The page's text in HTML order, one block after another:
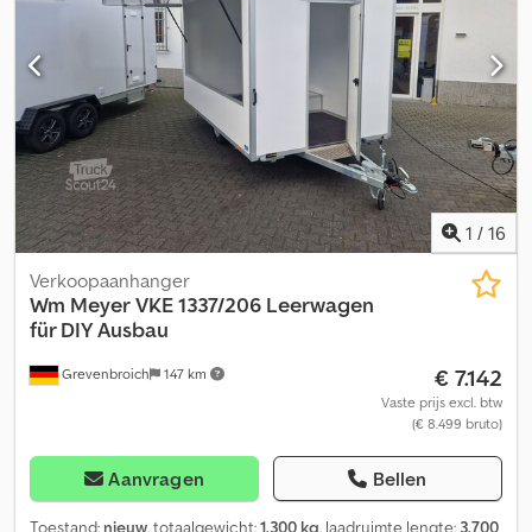
verschillende uitvoeringen beschikbaar Factuur met vermelde
btw, garantie – aanhangerdealer met meer dan 35 jaar ervaring
Verkoop, telefonische bestellingen worden geaccepteerd tijdens
onze openingstijden van maandag tot vrijdag, of 24 uur per dag
via onze online winkel op trailer-shop.de Auteursrecht –
merkenbescherming 07.26 AZ 2740/185
1 / 16
Grevenbroich 147 km
Verkoopaanhanger
Wm MeyerVKE 1337/206 Leerwagen
für DIY Ausbau
€ 7.142
Vaste prijs excl. btw
(€ 8.499 bruto)
Aanvragen Bellen
Toestand: nieuw, totaalgewicht:1.300 kg, laadruimte lengte: 3.700